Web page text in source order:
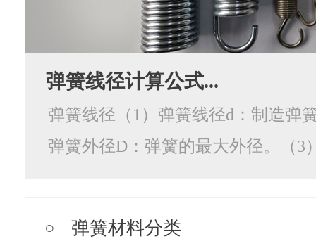
弹簧线径计算公式...
弹簧线径（1）弹簧线径d：制造弹
弹簧外径D：弹簧的最大外径。（3
弹簧材料分类